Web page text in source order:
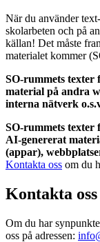
När du använder
skolarbeten och på
källan! Det måste
materialet kommer
SO-rummets
material på andra
interna nätverk
SO-rummets
AI-genererat
(appar),
Kontakta oss om du
Kontakta oss
Om du har
oss på adressen: